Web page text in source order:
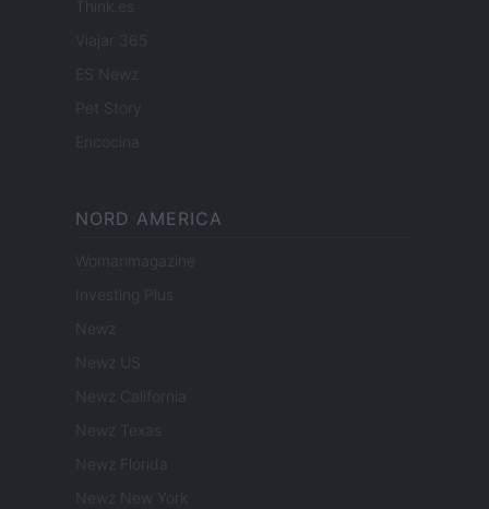
Think.es
Viajar 365
ES Newz
Pet Story
Encocina
NORD AMERICA
Womanmagazine
Investing Plus
Newz
Newz US
Newz California
Newz Texas
Newz Florida
Newz New York